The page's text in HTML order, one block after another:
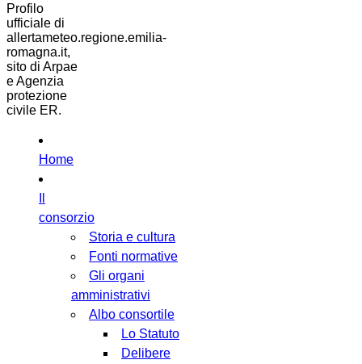
Profilo
ufficiale di
allertameteo.regione.emilia-
romagna.it,
sito di Arpae
e Agenzia
protezione
civile ER.
Home
consorzio
Storia e cultura
Fonti normative
Gli organi
amministrativi
Albo consortile
Lo Statuto
Delibere